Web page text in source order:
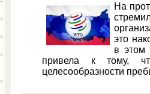
На
это
в этом
привела к тому,
целесообразности